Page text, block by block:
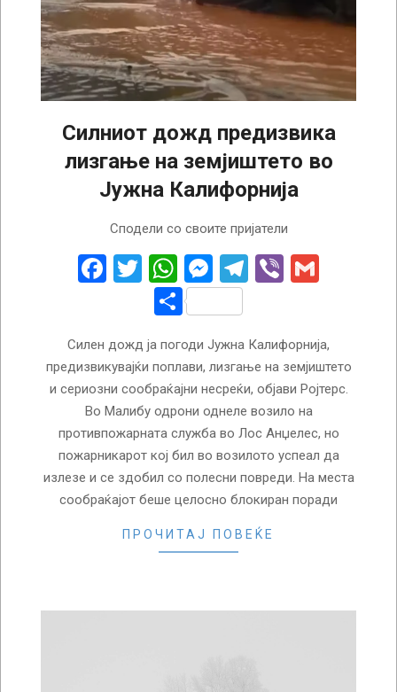
Силниот дожд предизвика
лизгање на земјиштето во
Јужна Калифорнија
Сподели со своите пријатели
Facebook
Twitter
WhatsApp
Messenger
Telegram
Viber
Share
Силен дожд ја погоди Јужна Калифорнија,
предизвикувајќи поплави, лизгање на земјиштето
и сериозни сообраќајни несреќи, објави Ројтерс.
Во Малибу одрони однеле возило на
противпожарната служба во Лос Анџелес, но
пожарникарот кој бил во возилото успеал да
излезе и се здобил со полесни повреди. На места
сообраќајот беше целосно блокиран поради
ПРОЧИТАЈ ПОВЕЌЕ